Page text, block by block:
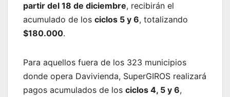
partir del 18 de diciembre, recibirán el
acumulado de los ciclos 5 y 6, totalizando
$180.000.
Para aquellos fuera de los 323 municipios
donde opera Davivienda, SuperGIROS realizará
pagos acumulados de los ciclos 4, 5 y 6,